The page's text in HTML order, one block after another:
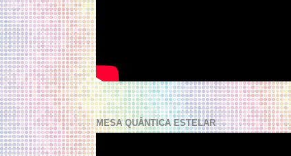
MESA QUÂNTICA ESTELAR